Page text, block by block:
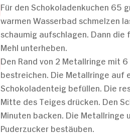
Für den Schokoladenkuchen 65
warmen Wasserbad schmelzen
schaumig aufschlagen. Dann
Mehl unterheben.
Den Rand von 2 Metallringe mit
bestreichen. Die Metallringe auf
Schokoladenteig befüllen. Die
Mitte des Teiges drücken. Den
Minuten backen. Die Metallringe
Puderzucker bestäuben.